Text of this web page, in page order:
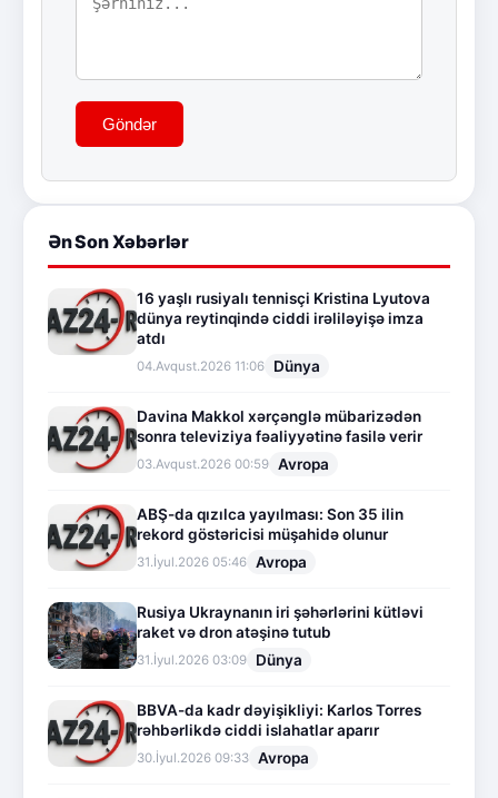
Göndər
Ən Son Xəbərlər
16 yaşlı rusiyalı tennisçi Kristina Lyutova
dünya reytinqində ciddi irəliləyişə imza
atdı
04.Avqust.2026 11:06 Dünya
Davina Makkol xərçənglə mübarizədən
sonra televiziya fəaliyyətinə fasilə verir
03.Avqust.2026 00:59 Avropa
ABŞ-da qızılca yayılması: Son 35 ilin
rekord göstəricisi müşahidə olunur
31.İyul.2026 05:46 Avropa
Rusiya Ukraynanın iri şəhərlərini kütləvi
raket və dron atəşinə tutub
31.İyul.2026 03:09 Dünya
BBVA-da kadr dəyişikliyi: Karlos Torres
rəhbərlikdə ciddi islahatlar aparır
30.İyul.2026 09:33 Avropa